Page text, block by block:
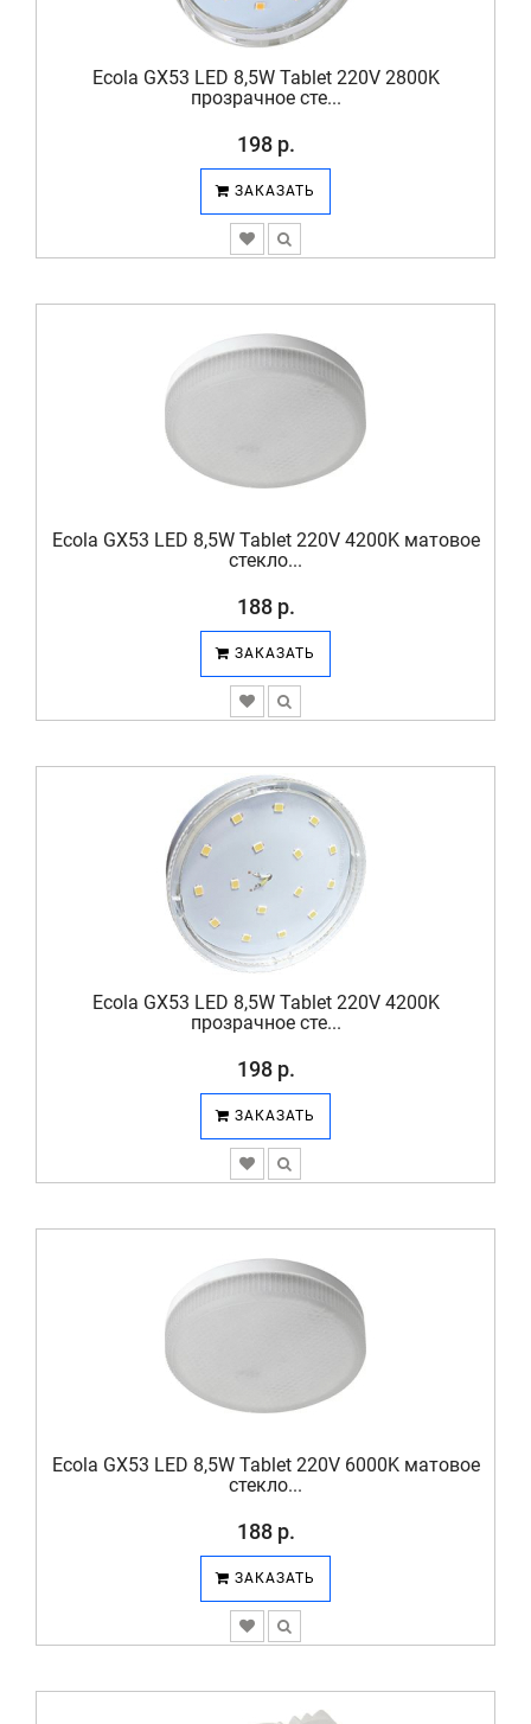
Ecola GX53 LED 8,5W Tablet 220V 2800K
прозрачное сте...
198 р.
ЗАКАЗАТЬ
Ecola GX53 LED 8,5W Tablet 220V 4200K матовое
стекло...
188 р.
ЗАКАЗАТЬ
Ecola GX53 LED 8,5W Tablet 220V 4200K
прозрачное сте...
198 р.
ЗАКАЗАТЬ
Ecola GX53 LED 8,5W Tablet 220V 6000K матовое
стекло...
188 р.
ЗАКАЗАТЬ